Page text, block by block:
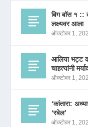
बिग बॉस १ ::
लक्ष्यवर आला
ऑक्टोबर 1,
आलिया भट्ट
चाहत्यांनी
ऑक्टोबर 1,
‘कांतारा:
‘रबेल’
ऑक्टोबर 1,